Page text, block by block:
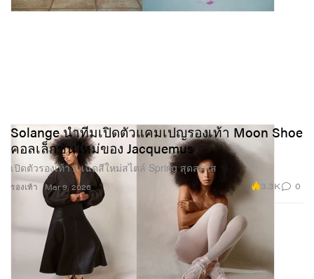
รองเท้า
Solange นำทีมเปิดตัวแคมเปญรองเท้า Moon Shoe
คอลเล็กชันใหม่ของ Jacquemus
เปิดตัวรองเท้า 2 เฉดสีใหม่สไตล์ Spring สุดสดใส
Mar 9, 2026 3.3K 0